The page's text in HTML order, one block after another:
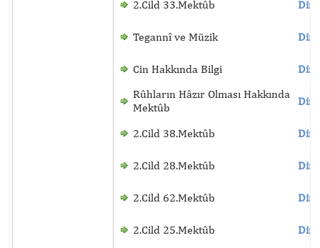
2.Cild 33.Mektûb
Tegannî ve Müzik
Cin Hakkında Bilgi
Rûhların Hâzır Olması Hakkında
Mektûb
2.Cild 38.Mektûb
2.Cild 28.Mektûb
2.Cild 62.Mektûb
2.Cild 25.Mektûb